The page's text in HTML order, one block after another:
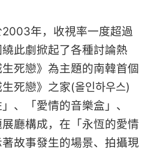
2003年，收視率一度超過
此劇掀起了各種討論熱
死戀》為主題的南韓首個
死戀》之家(올인하우스)
、「愛情的音樂盒」、
展廳構成，在「永恆的愛情
故事發生的場景、拍攝現